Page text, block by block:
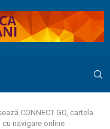
CONNECT GO, cartela
navigare online